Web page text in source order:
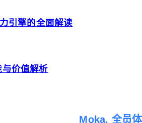
引擎的全面解读
价值解析
Moka, 全员